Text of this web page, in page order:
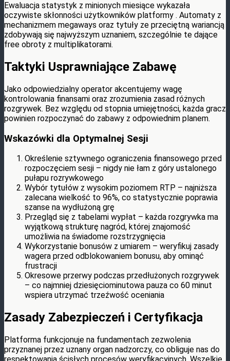
Ewaluacja statystyk z minionych miesiące wykazała
oczywiste skłonności użytkowników platformy . Automaty z
mechanizmem megaways oraz tytuły ze przeciętną wariancją
zdobywają się najwyższym uznaniem, szczególnie te dające
free obroty z multiplikatorami.
Taktyki Usprawniające Zabawę
Jako odpowiedzialny operator akcentujemy wagę
kontrolowania finansami oraz zrozumienia zasad różnych
rozgrywek. Bez względu od stopnia umiejętności, każda gracz
powinien rozpoczynać do zabawy z odpowiednim planem.
Wskazówki dla Optymalnej Sesji
Określenie sztywnego ograniczenia finansowego przed
rozpoczęciem sesji – nigdy nie łam z góry ustalonego
pułapu rozrywkowego
Wybór tytułów z wysokim poziomem RTP – najniższa
zalecana wielkość to 96%, co statystycznie poprawia
szanse na wydłużoną grę
Przegląd się z tabelami wypłat – każda rozgrywka ma
wyjątkową strukturę nagród, której znajomość
umożliwia na świadome rozstrzygnięcia
Wykorzystanie bonusów z umiarem – weryfikuj zasady
wagera przed odblоkowaniem bonusu, aby ominąć
frustracji
Okresowe przerwy podczas przedłużonych rozgrywek
– co najmniej dziesięciominutowa pauza co 60 minut
wspiera utrzymać trzeźwość oceniania
Zasady Zabezpieczeń i Certyfikacja
Platforma funkcjonuje na fundamentach zezwolenia
przyznanej przez uznany organ nadzorczy, co obliguje nas do